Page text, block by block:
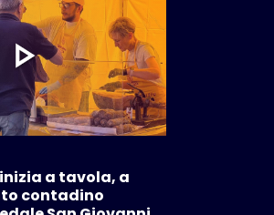
a tavola, a
contadino